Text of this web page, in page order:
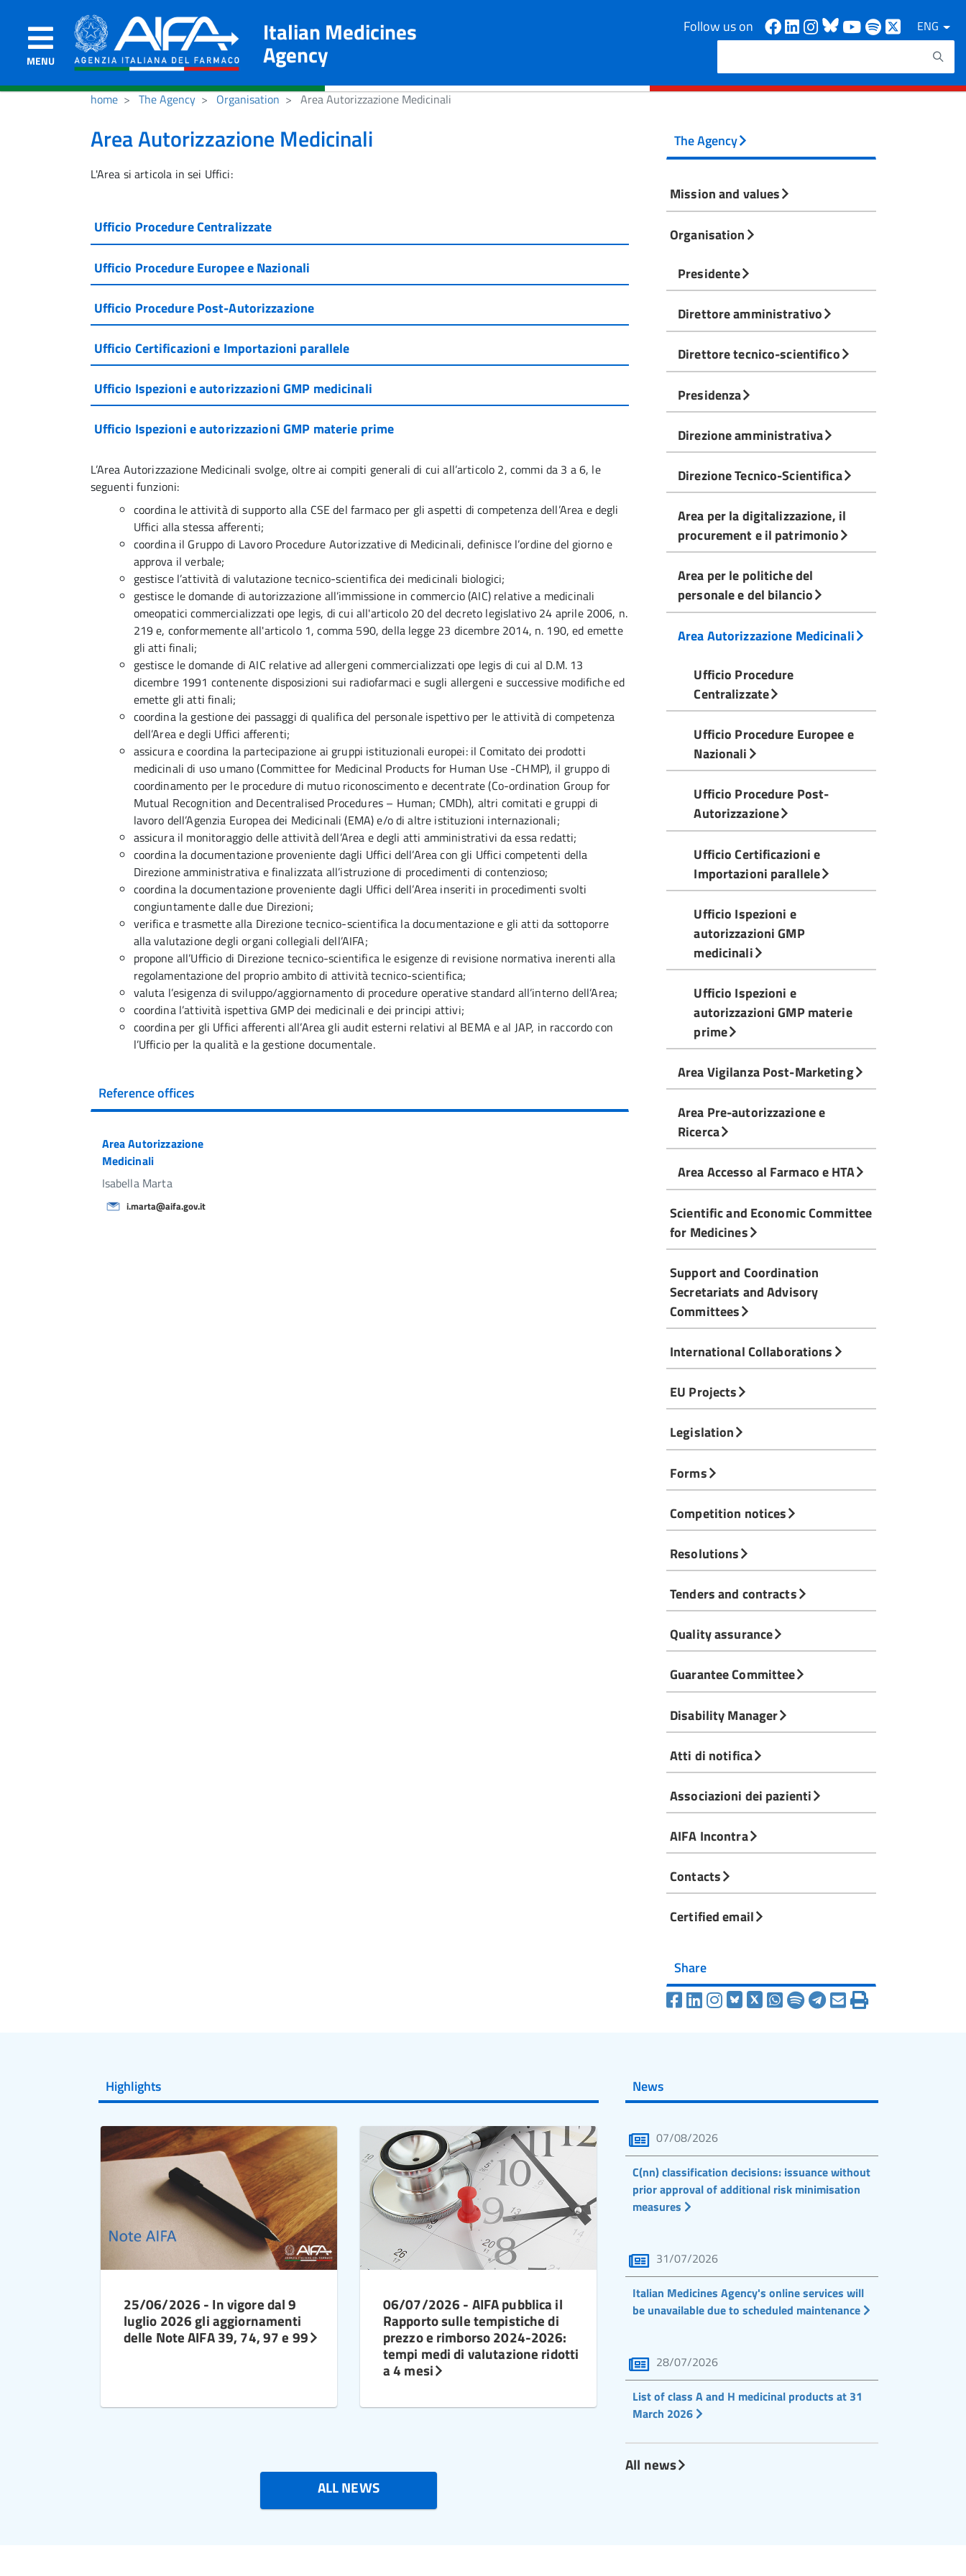
MENU
Italian Medicines
Agency
Follow us on Facebook
Linkedin
Instagram
Bluesky
Youtube
Spotify
ENGSearch
home The Agency Organisation Area Autorizzazione Medicinali
Area Autorizzazione Medicinali
L'Area si articola in sei Uffici:
Ufficio Procedure Centralizzate
Ufficio Procedure Europee e Nazionali
Ufficio Procedure Post-Autorizzazione
Ufficio Certificazioni e Importazioni parallele
Ufficio Ispezioni e autorizzazioni GMP medicinali
Ufficio Ispezioni e autorizzazioni GMP materie prime
L’Area Autorizzazione Medicinali svolge, oltre ai compiti generali di cui all’articolo 2, commi da 3 a 6, le
seguenti funzioni:
coordina le attività di supporto alla CSE del farmaco per gli aspetti di competenza dell’Area e degli
Uffici alla stessa afferenti;
coordina il Gruppo di Lavoro Procedure Autorizzative di Medicinali, definisce l’ordine del giorno e
approva il verbale;
gestisce l’attività di valutazione tecnico-scientifica dei medicinali biologici;
gestisce le domande di autorizzazione all’immissione in commercio (AIC) relative a medicinali
omeopatici commercializzati ope legis, di cui all'articolo 20 del decreto legislativo 24 aprile 2006, n.
219 e, conformemente all'articolo 1, comma 590, della legge 23 dicembre 2014, n. 190, ed emette
gli atti finali;
gestisce le domande di AIC relative ad allergeni commercializzati ope legis di cui al D.M. 13
dicembre 1991 contenente disposizioni sui radiofarmaci e sugli allergeni e successive modifiche ed
emette gli atti finali;
coordina la gestione dei passaggi di qualifica del personale ispettivo per le attività di competenza
dell’Area e degli Uffici afferenti;
assicura e coordina la partecipazione ai gruppi istituzionali europei: il Comitato dei prodotti
medicinali di uso umano (Committee for Medicinal Products for Human Use -CHMP), il gruppo di
coordinamento per le procedure di mutuo riconoscimento e decentrate (Co-ordination Group for
Mutual Recognition and Decentralised Procedures – Human; CMDh), altri comitati e gruppi di
lavoro dell’Agenzia Europea dei Medicinali (EMA) e/o di altre istituzioni internazionali;
assicura il monitoraggio delle attività dell’Area e degli atti amministrativi da essa redatti;
coordina la documentazione proveniente dagli Uffici dell’Area con gli Uffici competenti della
Direzione amministrativa e finalizzata all’istruzione di procedimenti di contenzioso;
coordina la documentazione proveniente dagli Uffici dell’Area inseriti in procedimenti svolti
congiuntamente dalle due Direzioni;
verifica e trasmette alla Direzione tecnico-scientifica la documentazione e gli atti da sottoporre
alla valutazione degli organi collegiali dell’AIFA;
propone all’Ufficio di Direzione tecnico-scientifica le esigenze di revisione normativa inerenti alla
regolamentazione del proprio ambito di attività tecnico-scientifica;
valuta l’esigenza di sviluppo/aggiornamento di procedure operative standard all’interno dell’Area;
coordina l’attività ispettiva GMP dei medicinali e dei principi attivi;
coordina per gli Uffici afferenti all’Area gli audit esterni relativi al BEMA e al JAP, in raccordo con
l’Ufficio per la qualità e la gestione documentale.
Reference offices
Area Autorizzazione
Medicinali
Isabella Marta
i.marta@aifa.gov.it
The Agency
Mission and values
Organisation
Presidente
Direttore amministrativo
Direttore tecnico-scientifico
Presidenza
Direzione amministrativa
Direzione Tecnico-Scientifica
Area per la digitalizzazione, il
procurement e il patrimonio
Area per le politiche del
personale e del bilancio
Area Autorizzazione Medicinali
Ufficio Procedure
Centralizzate
Ufficio Procedure Europee e
Nazionali
Ufficio Procedure Post-
Autorizzazione
Ufficio Certificazioni e
Importazioni parallele
Ufficio Ispezioni e
autorizzazioni GMP
medicinali
Ufficio Ispezioni e
autorizzazioni GMP materie
prime
Area Vigilanza Post-Marketing
Area Pre-autorizzazione e
Ricerca
Area Accesso al Farmaco e HTA
Scientific and Economic Committee
for Medicines
Support and Coordination
Secretariats and Advisory
Committees
International Collaborations
EU Projects
Legislation
Forms
Competition notices
Resolutions
Tenders and contracts
Quality assurance
Guarantee Committee
Disability Manager
Atti di notifica
Associazioni dei pazienti
AIFA Incontra
Contacts
Certified email
Share
Highlights
25/06/2026 - In vigore dal 9
luglio 2026 gli aggiornamenti
delle Note AIFA 39, 74, 97 e 99
06/07/2026 - AIFA pubblica il
Rapporto sulle tempistiche di
prezzo e rimborso 2024-2026:
tempi medi di valutazione ridotti
a 4 mesi
ALL NEWS
News
07/08/2026
C(nn) classification decisions: issuance without
prior approval of additional risk minimisation
measures
31/07/2026
Italian Medicines Agency's online services will
be unavailable due to scheduled maintenance
28/07/2026
List of class A and H medicinal products at 31
March 2026
All news